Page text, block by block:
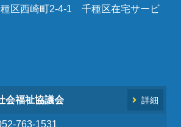
区西崎町2-4-1 千種区在宅サービ
会福祉協議会 詳細
763-1531